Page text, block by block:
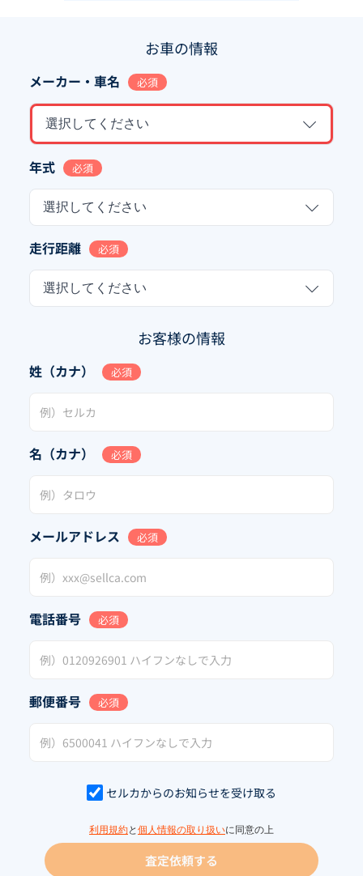
お車の情報
メーカー・車名 必須
選択してください
年式 必須
選択してください
走行距離 必須
選択してください
お客様の情報
姓（カナ） 必須
名（カナ） 必須
メールアドレス 必須
電話番号 必須
郵便番号 必須
セルカからのお知らせを受け取る
利用規約と 個人情報の取り扱いに同意の上
査定依頼する